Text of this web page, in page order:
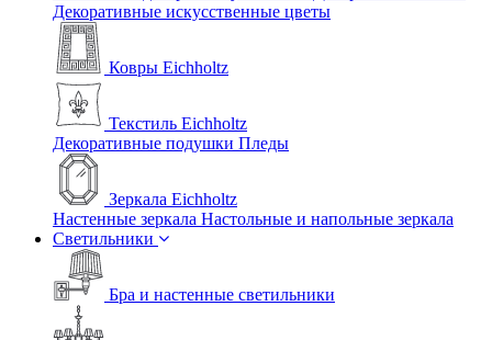
Декоративные искусственные цветы
Ковры Eichholtz
Текстиль Eichholtz
Декоративные подушки Пледы
Зеркала Eichholtz
Настенные зеркала Настольные и напольные зеркала
Светильники
Бра и настенные светильники